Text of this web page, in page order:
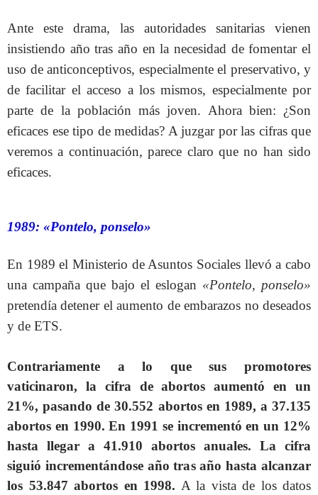
Ante este drama, las autoridades sanitarias vienen
insistiendo año tras año en la necesidad de fomentar el
uso de anticonceptivos, especialmente el preservativo, y
de facilitar el acceso a los mismos, especialmente por
parte de la población más joven. Ahora bien: ¿Son
eficaces ese tipo de medidas? A juzgar por las cifras que
veremos a continuación, parece claro que no han sido
eficaces.
1989: «Pontelo, ponselo»
En 1989 el Ministerio de Asuntos Sociales llevó a cabo
una campaña que bajo el eslogan «Pontelo, ponselo»
pretendía detener el aumento de embarazos no deseados
y de ETS.
Contrariamente a lo que sus promotores
vaticinaron, la cifra de abortos aumentó en un
21%, pasando de 30.552 abortos en 1989, a 37.135
abortos en 1990. En 1991 se incrementó en un 12%
hasta llegar a 41.910 abortos anuales. La cifra
siguió incrementándose año tras año hasta alcanzar
los 53.847 abortos en 1998. A la vista de los datos